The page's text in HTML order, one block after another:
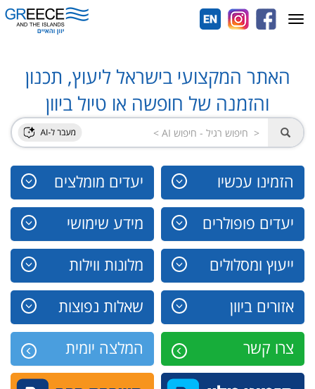
האתר המקצועי בישראל ליעוץ, תכנון
והזמנה של חופשה או טיול ביוון
הזמינו עכשיו יעדים מומלצים
יעדים פופולרים מידע שימושי
ייעוץ ומסלולים מלונות ווילות
אזורים ביוון שאלות נפוצות
צרו קשר המלצה יומית
Toggle
navigation